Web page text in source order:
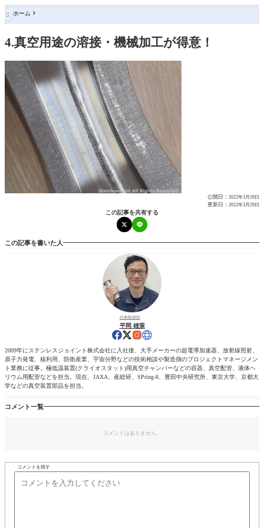
 ホーム
4.真空用途の溶接・機械加工が得意！
公開日： 2022年3月29日
更新日： 2022年3月29日
この記事を共有する
この記事を書いた人
代表取締役
平岡 雄策
2009年にステンレスジョイント株式会社に入社後、大手メーカーの超電導加速器、放射線照射、
原子力発電、核利用、防衛産業、宇宙分野などの技術相談や製造側のプロジェクトマネージメン
ト業務に従事。極低温装置(クライオスタット)用真空チャンバーなどの容器、真空配管、液体ヘ
リウム用配管などを担当。現在、JAXA、産総研、SPring-8、豊田中央研究所、東京大学、京都大
学などの真空装置部品を担当。
コメント一覧
コメントはありません。
コメントを残す